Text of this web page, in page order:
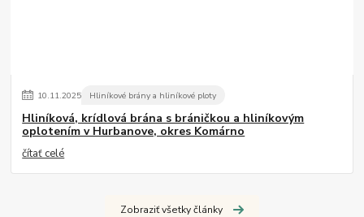
10.11.2025 Hliníkové brány a hliníkové ploty
Hliníková, krídlová brána s bráničkou a hliníkovým
oplotením v Hurbanove, okres Komárno
čítať celé
Zobraziť všetky články